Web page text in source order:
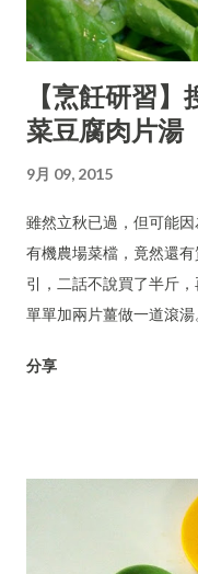
【烹飪研習
菜豆腐肉片湯
9月 09, 2015
雖然立秋已過，但可能
有機農場菜檔，竟然還
引，二話不說買了半斤
單單加兩片薑做一道滾
分享